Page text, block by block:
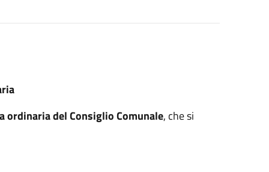
ordinaria del Consiglio Comunale, che si